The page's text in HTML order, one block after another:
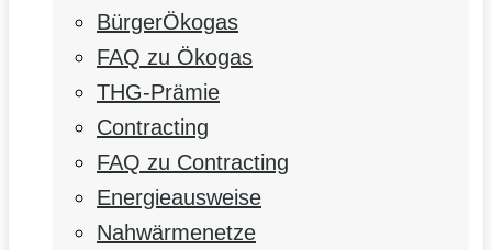
BürgerÖkogas
FAQ zu Ökogas
THG-Prämie
Contracting
FAQ zu Contracting
Energieausweise
Nahwärmenetze